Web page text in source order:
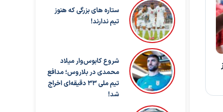
ستاره های بزرگی که هنوز
تیم ندارند!
شروع کابوس‌وار میلاد
محمدی در بلاروس؛ مدافع
تیم ملی ۳۳ دقیقه‌ای اخراج
شد!